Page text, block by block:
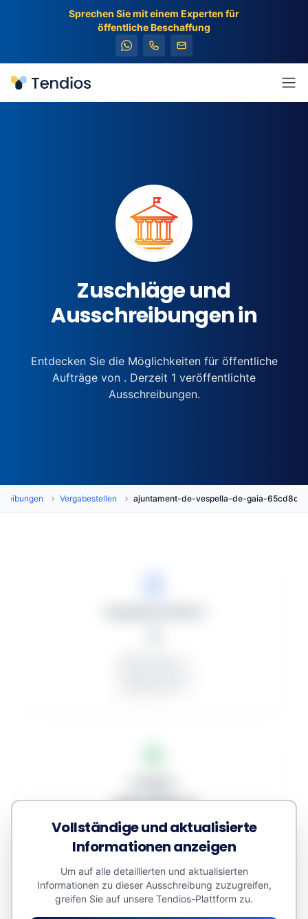
Sprechen Sie mit einem Experten für
öffentliche Beschaffung
Tendios
Zuschläge und
Ausschreibungen in
Entdecken Sie die Möglichkeiten für öffentliche
Aufträge von . Derzeit 1 veröffentlichte
Ausschreibungen.
Vergabestellen ajuntament-de-vespella-de-gaia-
207.060 €
Zugewiesenes Volumen: 0 €
Kleinaufträge: 0 €
Geschätzter Wert: 207.060 €
Vollständige und aktualisierte
Informationen anzeigen
Um auf alle detaillierten und aktualisierten
Informationen zu dieser Ausschreibung zuzugreifen,
greifen Sie auf unsere Tendios-Plattform zu.